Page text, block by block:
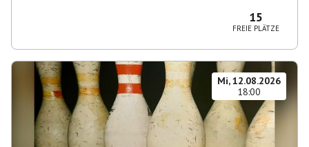
15
FREIE PLÄTZE
Mi, 12.08.2026
18:00